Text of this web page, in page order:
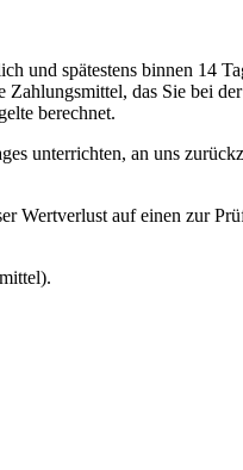
und spätestens binnen 14
das Sie bei
berechnet.
unterrichten, an uns
Wertverlust auf einen zur